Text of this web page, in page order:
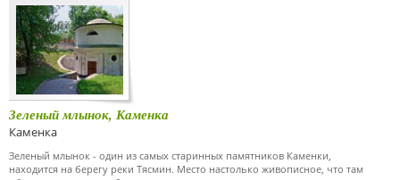
Зеленый млынок, Каменка
Каменка
Зеленый млынок - один из самых старинных памятников Каменки,
находится на берегу реки Тясмин. Место настолько живописное, что там